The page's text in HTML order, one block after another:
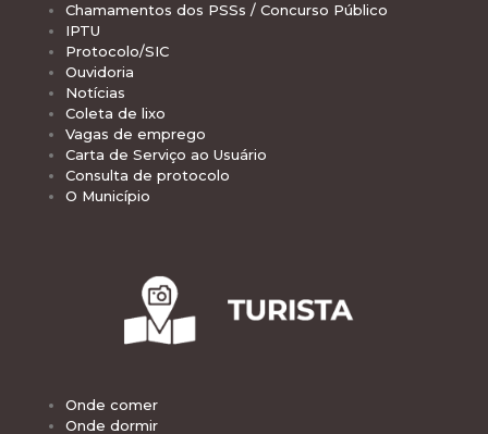
Chamamentos dos PSSs / Concurso Público
IPTU
Protocolo/SIC
Ouvidoria
Notícias
Coleta de lixo
Vagas de emprego
Carta de Serviço ao Usuário
Consulta de protocolo
O Município
Onde comer
Onde dormir